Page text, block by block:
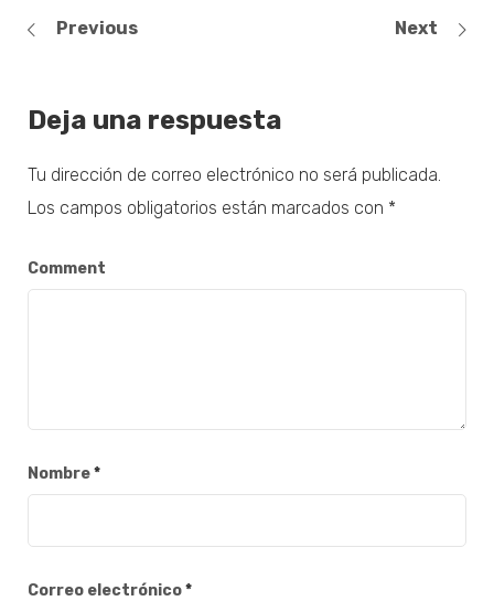
Previous Next
Deja una respuesta
Tu dirección de correo electrónico no será publicada.
Los campos obligatorios están marcados con *
Comment
Nombre*
Correo electrónico*